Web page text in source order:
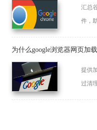
汇总
件，
为什么google浏览器网页加
提供
过清